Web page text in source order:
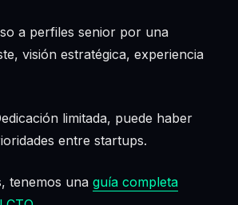
a perfiles senior por una
visión estratégica, experiencia
limitada, puede haber
entre startups.
tenemos una guía completa